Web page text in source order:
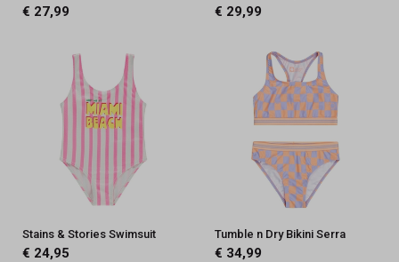
€ 27,99 € 29,99
Stains & Stories Swimsuit
€ 24,95
Tumble n Dry Bikini Serra
€ 34,99